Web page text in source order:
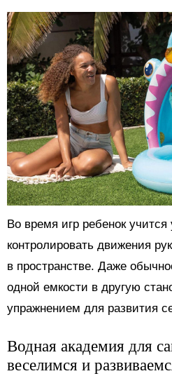
Во время игр ребенок
контролировать движения
в пространстве. Даже
одной емкости в другую
упражнением для развития
Водная академия для
веселимся и